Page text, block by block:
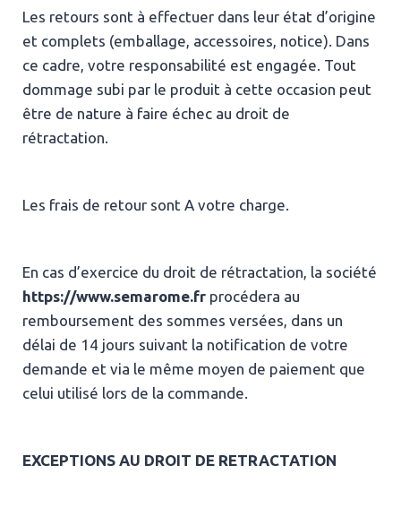
Les retours sont à effectuer dans leur état d’origine
et complets (emballage, accessoires, notice). Dans
ce cadre, votre responsabilité est engagée. Tout
dommage subi par le produit à cette occasion peut
être de nature à faire échec au droit de
rétractation.
Les frais de retour sont A votre charge.
En cas d’exercice du droit de rétractation, la société
https://www.semarome.fr procédera au
remboursement des sommes versées, dans un
délai de 14 jours suivant la notification de votre
demande et via le même moyen de paiement que
celui utilisé lors de la commande.
EXCEPTIONS AU DROIT DE RETRACTATION